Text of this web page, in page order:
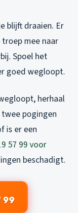
blijft draaien. Er
mee naar
Spoel het
goed wegloopt.
herhaal
pogingen
is er een
57 99 voor
beschadigt.
99